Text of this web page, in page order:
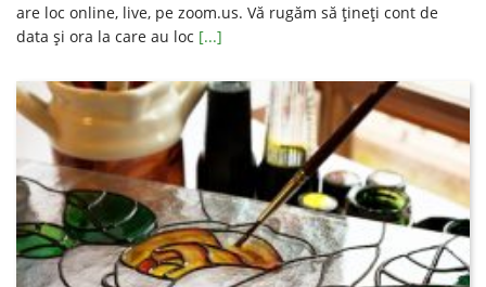
are loc online, live, pe zoom.us. Vă rugăm să ţineţi cont de
data şi ora la care au loc [...]